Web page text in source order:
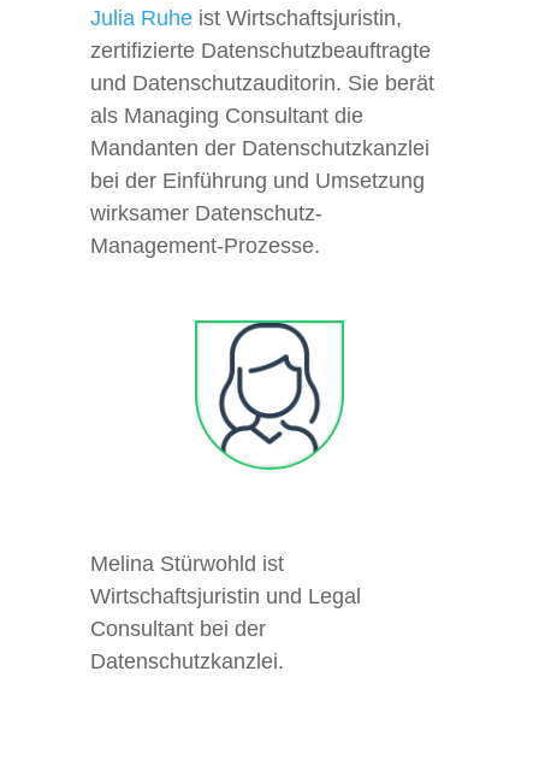
Julia Ruheist Wirtschaftsjuristin,
zertifizierte Datenschutzbeauftragte
und Datenschutzauditorin. Sie berät
als Managing Consultant die
Mandanten der Datenschutzkanzlei
bei der Einführung und Umsetzung
wirksamer Datenschutz-
Management-Prozesse.
Melina Stürwohld ist
Wirtschaftsjuristin und Legal
Consultant bei der
Datenschutzkanzlei.